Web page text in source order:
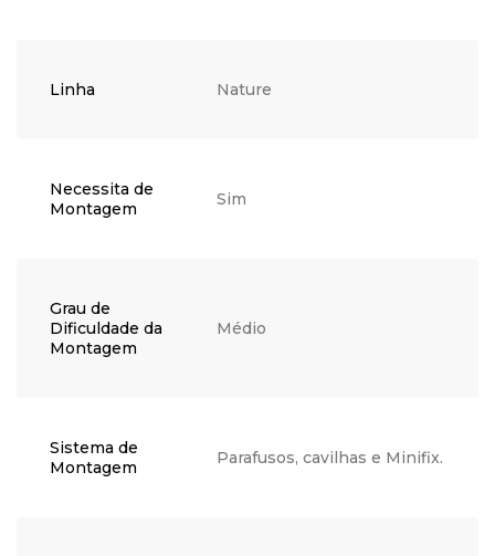
Linha Nature
Necessita de
Montagem
Sim
Grau de
Dificuldade da
Montagem
Médio
Sistema de
Montagem
Parafusos, cavilhas e Minifix.